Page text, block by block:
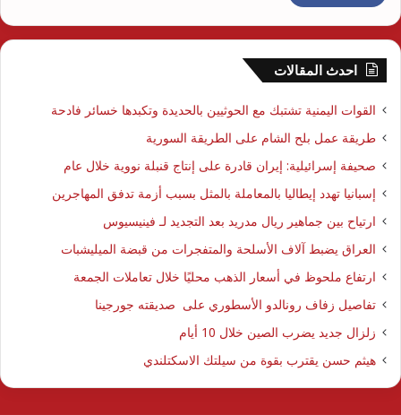
احدث المقالات
القوات اليمنية تشتبك مع الحوثيين بالحديدة وتكبدها خسائر فادحة
طريقة عمل بلح الشام على الطريقة السورية
صحيفة إسرائيلية: إيران قادرة على إنتاج قنبلة نووية خلال عام
إسبانيا تهدد إيطاليا بالمعاملة بالمثل بسبب أزمة تدفق المهاجرين
ارتياح بين جماهير ريال مدريد بعد التجديد لـ فينيسيوس
العراق يضبط آلاف الأسلحة والمتفجرات من قبضة الميليشبات
ارتفاع ملحوظ في أسعار الذهب محليًا خلال تعاملات الجمعة
تفاصيل زفاف رونالدو الأسطوري على صديقته جورجينا
زلزال جديد يضرب الصين خلال 10 أيام
هيثم حسن يقترب بقوة من سيلتك الاسكتلندي